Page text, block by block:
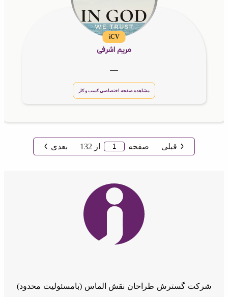
iCV
مریم اشرفی
مشاهده صفحه اختصاصی کسب و کار
قبلی صفحه از 132 بعدی
شرکت گسترش طراحان نقش الماس (بامسئوليت محدود)